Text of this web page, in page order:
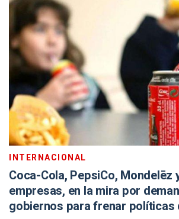
INTERNACIONAL
Coca-Cola, PepsiCo, Mondelēz
empresas, en la mira por
gobiernos para frenar políticas